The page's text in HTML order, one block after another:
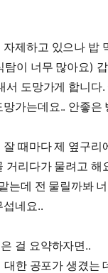
제하고 있으나 밥
탐이 너무 많아요)
서 도망가게 합니다
가는데요.. 안좋은
때마다 제 옆구리
거리다가 물려고 해
는데 전 물릴까봐
섭네요..
걸 요약하자면..
대한 공포가 생겼는